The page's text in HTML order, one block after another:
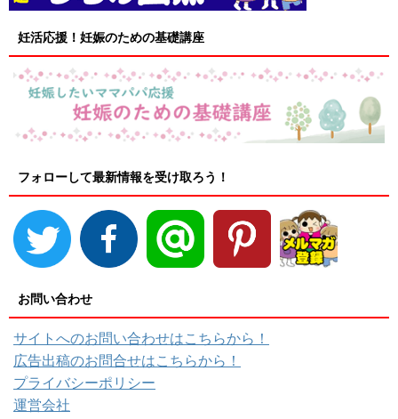
妊活応援！妊娠のための基礎講座
フォローして最新情報を受け取ろう！
お問い合わせ
サイトへのお問い合わせはこちらから！
広告出稿のお問合せはこちらから！
プライバシーポリシー
運営会社